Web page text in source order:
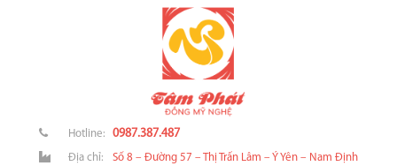
Hotline: 0987.387.487
Địa chỉ: Số 8 – Đường 57 – Thị Trấn Lâm – Ý Yên – Nam Định